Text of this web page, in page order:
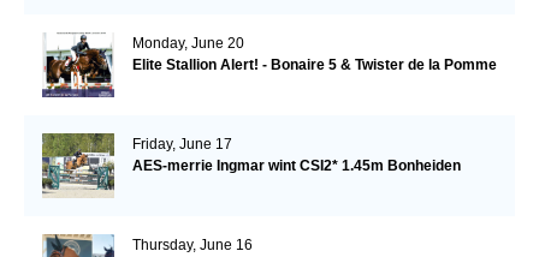
Monday, June 20
Elite Stallion Alert! - Bonaire 5 & Twister de la Pomme
Friday, June 17
AES-merrie Ingmar wint CSI2* 1.45m Bonheiden
Thursday, June 16